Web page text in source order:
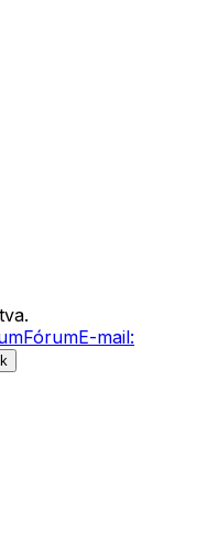
FórumE-mail: